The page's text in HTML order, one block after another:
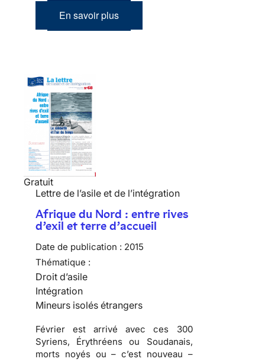
En savoir plus
Gratuit
Lettre de l’asile et de l’intégration
Afrique du Nord : entre rives
d’exil et terre d’accueil
Date de publication : 2015
Thématique :
Droit d’asile
Intégration
Mineurs isolés étrangers
Février est arrivé avec ces 300
Syriens, Érythréens ou Soudanais,
morts noyés ou – c’est nouveau –